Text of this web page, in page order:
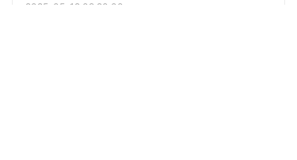
2025-05-12 09:20:00